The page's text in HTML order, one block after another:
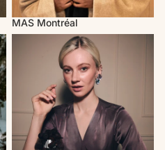
MAS Montréal